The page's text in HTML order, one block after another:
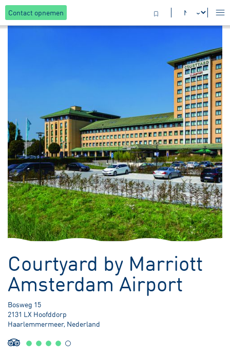
Contact opnemen
Courtyard by Marriott
Amsterdam Airport
Bosweg 15
2131 LX Hoofddorp
Haarlemmermeer, Nederland